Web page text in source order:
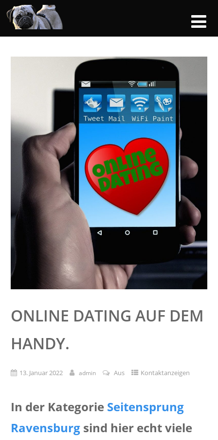
ONLINE DATING AUF DEM
HANDY.
13. Januar 2022 admin Aus Kontaktanzeigen
In der Kategorie Seitensprung
Ravensburgsind hier echt viele